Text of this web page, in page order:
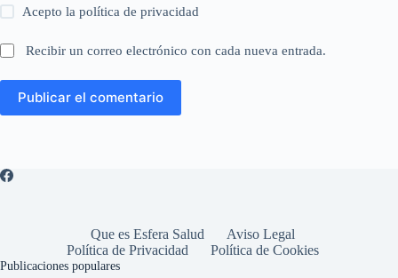
Acepto lapolítica de privacidad
Recibir un correo electrónico con cada nueva entrada.
Publicar el comentario
Que es Esfera Salud
Aviso Legal
Política de Privacidad
Política de Cookies
Publicaciones populares